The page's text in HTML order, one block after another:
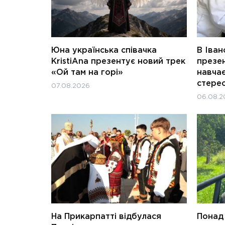
Юна українська співачка
KristiAna презентує новий трек
«Ой там на горі»
07.08.2026
В
На Прикарпатті відбулася
Понад